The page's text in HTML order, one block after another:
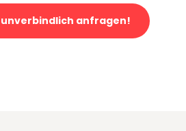
unverbindlich anfragen!